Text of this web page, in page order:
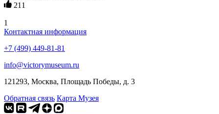
211
1
Контактная информация
+7 (499) 449-81-81
info@victorymuseum.ru
121293, Москва, Площадь Победы, д. 3
Обратная связь Карта Музея